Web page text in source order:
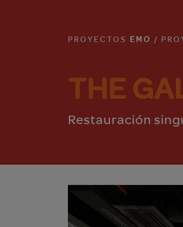
PROYECTOS EMO /
THE
Restauración